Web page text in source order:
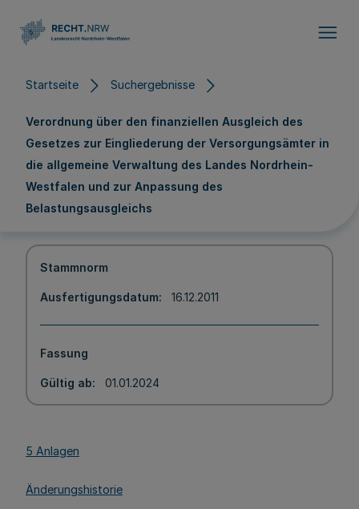
Startseite Suchergebnisse
Verordnung über den finanziellen Ausgleich des
Gesetzes zur Eingliederung der Versorgungsämter in
die allgemeine Verwaltung des Landes Nordrhein-
Westfalen und zur Anpassung des
Belastungsausgleichs
Stammnorm
Ausfertigungsdatum 16.12.2011
Fassung
Gültig ab 01.01.2024
5 Anlagen
Änderungshistorie